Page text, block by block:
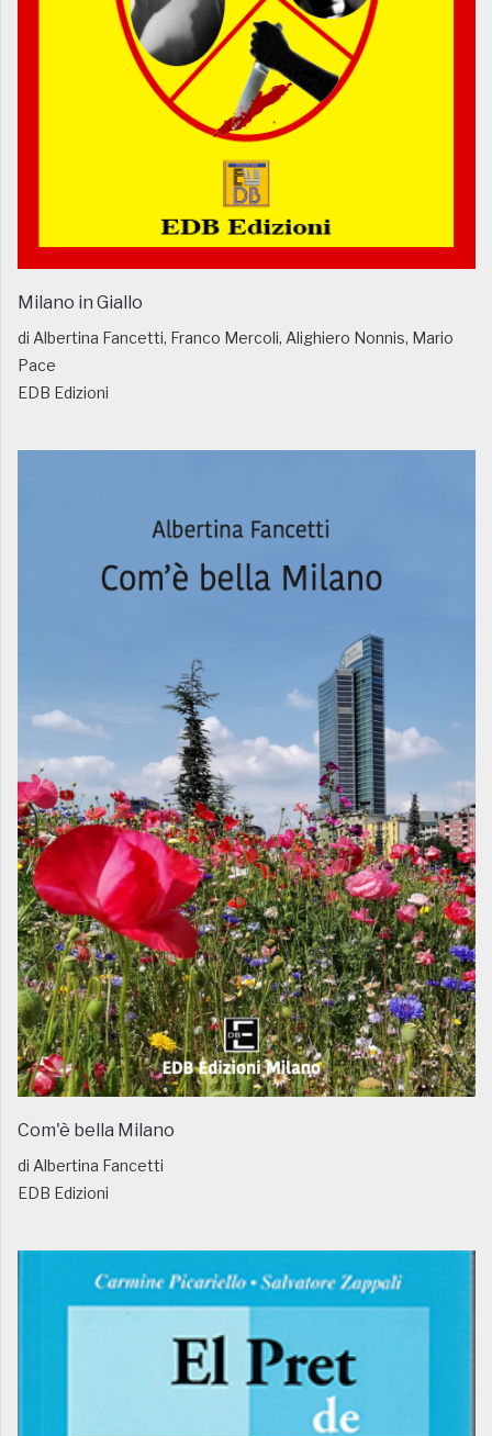
Milano in Giallo
di Albertina Fancetti, Franco Mercoli, Alighiero Nonnis, Mario
Pace
EDB Edizioni
Com'è bella Milano
di Albertina Fancetti
EDB Edizioni